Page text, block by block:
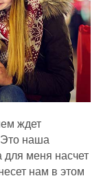
ждет
наша
для меня насчет
нам в этом